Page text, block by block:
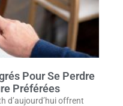
Pour Se Perdre
Préférées
d’aujourd’hui offrent